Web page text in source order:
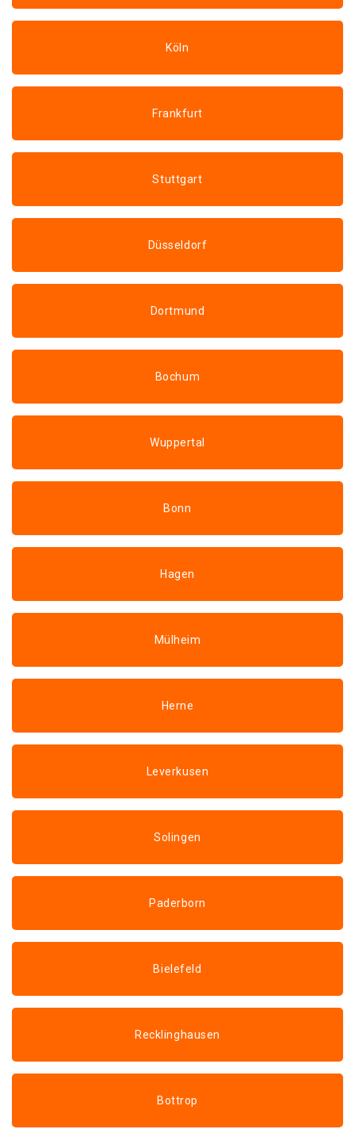
Köln
Frankfurt
Stuttgart
Düsseldorf
Dortmund
Bochum
Wuppertal
Bonn
Hagen
Mülheim
Herne
Leverkusen
Solingen
Paderborn
Bielefeld
Recklinghausen
Bottrop